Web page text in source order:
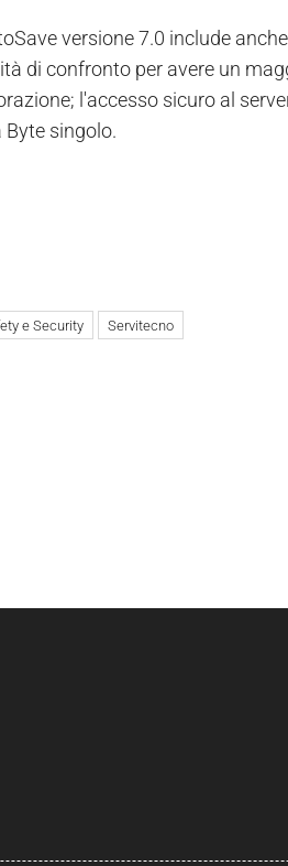
versione 7.0 include
di confronto per avere un
l'accesso sicuro al
Byte singolo.
e Security Servitecno